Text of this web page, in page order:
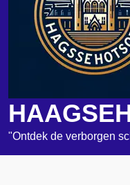
"Ontdek de verborgen